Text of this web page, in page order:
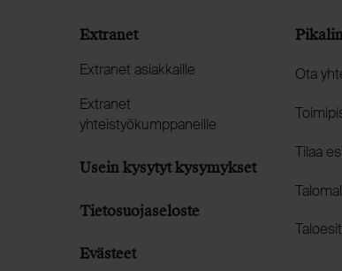
Extranet
Extranet asiakkaille
Extranet
yhteistyökumppaneille
Usein kysytyt kysymykset
Tietosuojaseloste
Evästeet
Ota
Tilaa